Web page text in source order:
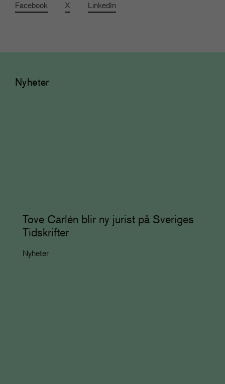
Facebook X LinkedIn
Nyheter
Tove Carlén blir ny jurist på Sveriges
Tidskrifter
Nyheter